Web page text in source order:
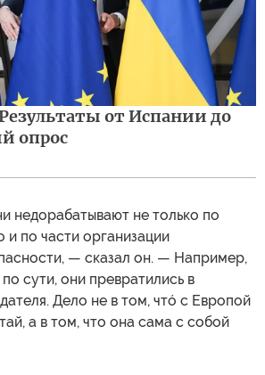
от Испании до
опрос
недорабатывают не только по
и по части организации
— сказал он. — Например,
сути, они превратились в
Дело не в том, чтó с Европой
а в том, что она сама с собой